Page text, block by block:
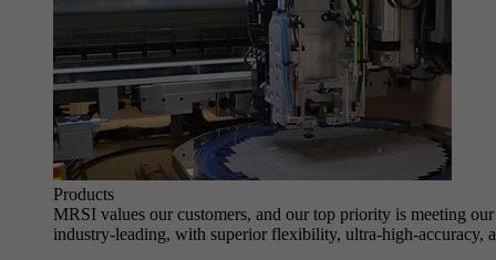
Products
MRSI values our customers, and our top priority is meeting
industry-leading, with superior flexibility, ultra-high-accuracy,